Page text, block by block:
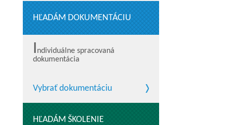
HĽADÁM DOKUMENTÁCIU
Individuálne spracovaná
dokumentácia
Vybrať dokumentáciu
HĽADÁM ŠKOLENIE